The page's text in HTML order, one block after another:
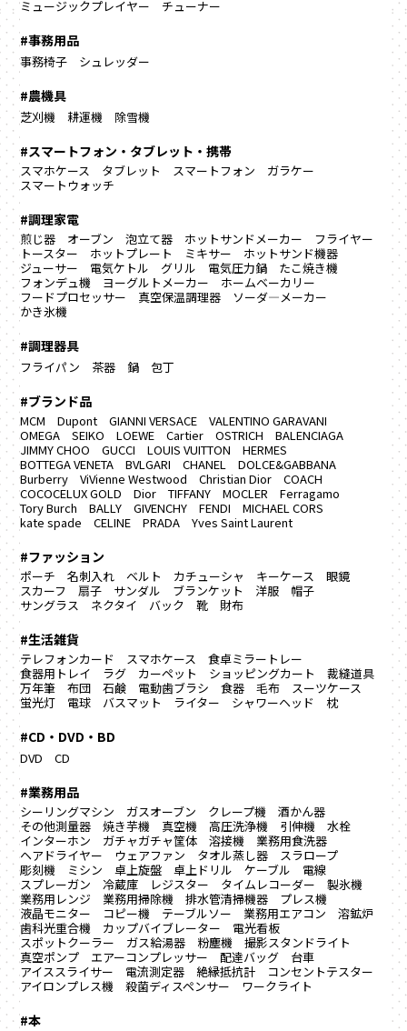
ミュージックプレイヤー
チューナー
#事務用品
事務椅子 シュレッダー
#農機具
芝刈機 耕運機 除雪機
#スマートフォン・タブレット・携帯
スマホケース タブレット スマートフォン
ガラケー
スマートウォッチ
#調理家電
煎じ器 オーブン 泡立て器 ホットサンドメーカー
フライヤー
トースター
ホットプレート ミキサー
ホットサンド機器
ジューサー
電気ケトル グリル 電気圧力鍋
たこ焼き機
フォンデュ機
ヨーグルトメーカー
ホームベーカリー
フードプロセッサー
真空保温調理器
ソーダ―メーカー
かき氷機
#調理器具
フライパン 茶器 鍋 包丁
#ブランド品
MCM Dupont GIANNI VERSACE
VALENTINO GARAVANI
OMEGA
SEIKO LOEWE Cartier OSTRICH
BALENCIAGA
JIMMY CHOO
GUCCI LOUIS VUITTON
HERMES
BOTTEGA VENETA
BVLGARI CHANEL
DOLCE&GABBANA
Burberry
ViVienne Westwood Christian Dior
COACH
COCOCELUX GOLD
Dior TIFFANY MOCLER
Ferragamo
Tory Burch
BALLY GIVENCHY FENDI
MICHAEL CORS
kate spade
CELINE PRADA Yves Saint Laurent
#ファッション
ポーチ 名刺入れ ベルト カチューシャ キーケース
眼鏡
スカーフ
扇子 サンダル ブランケット 洋服
帽子
サングラス
ネクタイ バック 靴 財布
#生活雑貨
テレフォンカード スマホケース
食卓ミラートレー
食器用トレイ
ラグ カーペット ショッピングカート
裁縫道具
万年筆
布団 石鹸 電動歯ブラシ 食器 毛布
スーツケース
蛍光灯
電球 バスマット ライター シャワーヘッド 枕
#CD・DVD・BD
DVD CD
#業務用品
シーリングマシン ガスオーブン クレープ機
酒かん器
その他測量器
焼き芋機 真空機 高圧洗浄機 引伸機
水栓
インターホン
ガチャガチャ筐体 溶接機
業務用食洗器
ヘアドライヤー
ウェアファン タオル蒸し器
スラロープ
彫刻機
ミシン 卓上旋盤 卓上ドリル ケーブル
電線
スプレーガン
冷蔵庫 レジスター タイムレコーダー
製氷機
業務用レンジ
業務用掃除機 排水管清掃機器
プレス機
液晶モニター
コピー機 テーブルソー 業務用エアコン
溶鉱炉
歯科光重合機
カップバイブレーター
電光看板
スポットクーラー
ガス給湯器 粉塵機
撮影スタンドライト
真空ポンプ
エアーコンプレッサー 配達バッグ
台車
アイススライサー
電流測定器 絶縁抵抗計
コンセントテスター
アイロンプレス機
殺菌ディスペンサー ワークライト
#本